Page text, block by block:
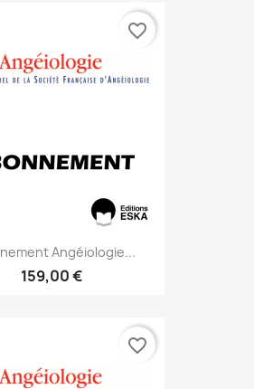
Angéiologie...
159,00 €
favorite_border
favorite_border